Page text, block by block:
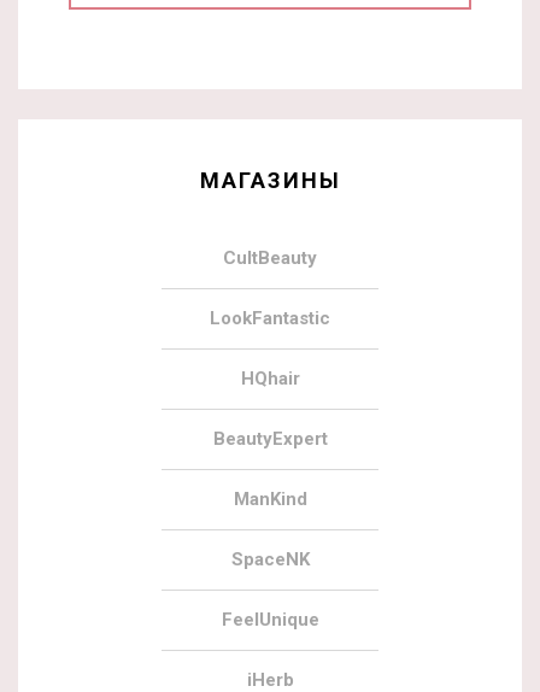
МАГАЗИНЫ
CultBeauty
LookFantastic
HQhair
BeautyExpert
ManKind
SpaceNK
FeelUnique
iHerb